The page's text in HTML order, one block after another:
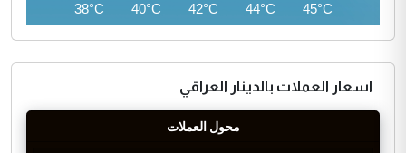
45°C
44°C
42°C
40°C
38°C
اسعار العملات بالدينار العراقي